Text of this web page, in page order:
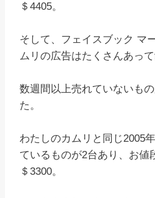
＄4405。
そして、フェイスブック マ
ムリの広告はたくさんあって
数週間以上売れていないも
た。
わたしのカムリと同じ2005
ているものが2台あり、お値
＄3300。